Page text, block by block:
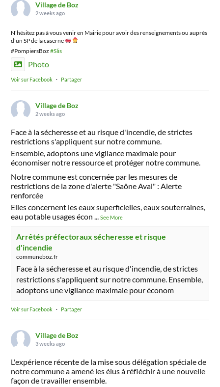
Village de Boz
2 weeks ago
N'hésitez pas à vous venir en Mairie pour avoir des renseignements ou auprès
d'un SP de la caserne
#PompiersBoz#Slis
Photo
Voir sur Facebook · Partager
Village de Boz
2 weeks ago
Face à la sécheresse et au risque d'incendie, de strictes
restrictions s'appliquent sur notre commune.
Ensemble, adoptons une vigilance maximale pour
économiser notre ressource et protéger notre commune.
Notre commune est concernée par les mesures de
restrictions de la zone d'alerte "Saône Aval" : Alerte
renforcée
Elles concernent les eaux superficielles, eaux souterraines,
eau potable usages écon ...See More
Arrêtés préfectoraux sécheresse et risque
d'incendie
communeboz.fr
Face à la sécheresse et au risque d'incendie, de strictes
restrictions s'appliquent sur notre commune. Ensemble,
adoptons une vigilance maximale pour économ
Voir sur Facebook · Partager
Village de Boz
3 weeks ago
L'expérience récente de la mise sous délégation spéciale de
notre commune a amené les élus à réfléchir à une nouvelle
façon de travailler ensemble.